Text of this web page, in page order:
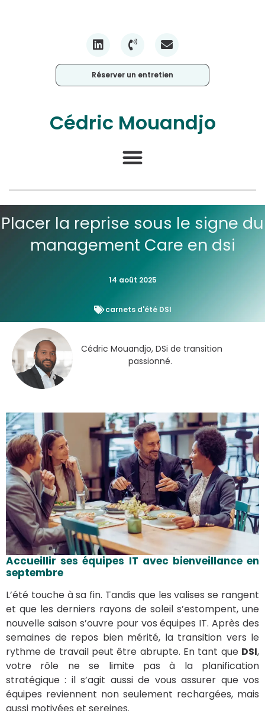
Cédric Mouandjo
Réserver un entretien
Placer la reprise sous le signe du
management Care en dsi
14 août 2025
carnets d'été DSI
Cédric Mouandjo, DSi de transition
passionné.
Accueillir ses équipes IT avec bienveillance en
septembre
L’été touche à sa fin. Tandis que les valises se rangent
et que les derniers rayons de soleil s’estompent, une
nouvelle saison s’ouvre pour vos équipes IT. Après des
semaines de repos bien mérité, la transition vers le
rythme de travail peut être abrupte. En tant que DSI,
votre rôle ne se limite pas à la planification
stratégique : il s’agit aussi de vous assurer que vos
équipes reviennent non seulement rechargées, mais
aussi motivées et sereines.